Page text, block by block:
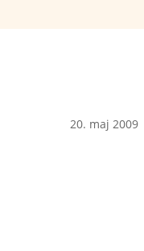
20. maj 2009